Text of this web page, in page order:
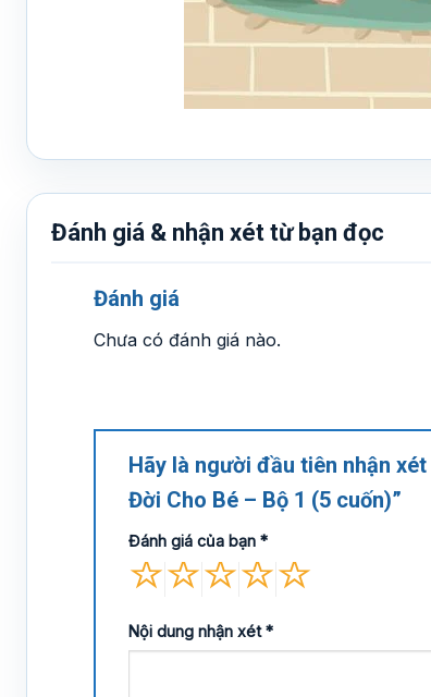
Đánh giá & nhận xét từ bạn đọc
Đánh giá
Chưa có đánh giá nào.
Hãy là người đầu tiên nhận
Đời Cho Bé – Bộ 1 (5 cuốn)”
Đánh giá của bạn *
Nội dung nhận xét*